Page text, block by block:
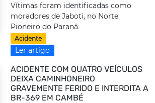
Vítimas foram identificadas como
moradores de Jaboti, no Norte
Pioneiro do Paraná
Acidente
Ler artigo
ACIDENTE COM QUATRO VEÍCULOS
DEIXA CAMINHONEIRO
GRAVEMENTE FERIDO E INTERDITA A
BR-369 EM CAMBÉ